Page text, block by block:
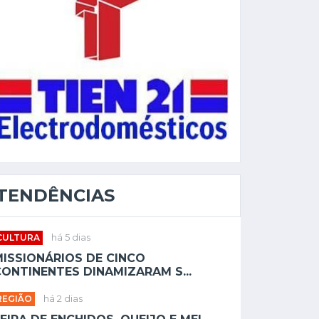
há 5 dias
DE CINCO
DINAMIZARAM S...
há 2 dias